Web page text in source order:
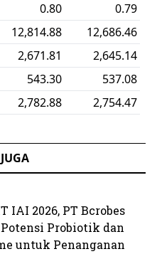
0.80
0.79
12,814.88
12,686.46
2,671.81
2,645.14
543.30
537.08
2,782.88 2,754.47
IAI 2026, PT Bcrobes
Probiotik dan
untuk Penanganan